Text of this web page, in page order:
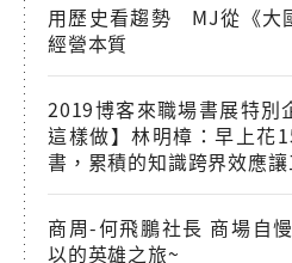
用歷史看趨勢 MJ從《大
經營本質
2019博客來職場書展特別
這樣做】林明樟：早上花
書，累積的知識跨界效應
商周-何飛鵬社長 商場自
以的英雄之旅~